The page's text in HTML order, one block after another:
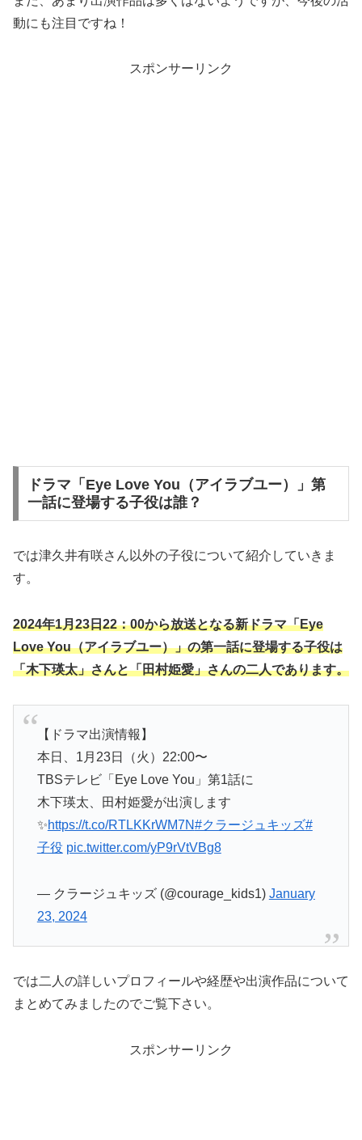
動にも注目ですね！
スポンサーリンク
ドラマ「Eye Love You（アイラブユー）」第
一話に登場する子役は誰？
では津久井有咲さん以外の子役について紹介していきま
す。
2024年1月23日22：00から放送となる新ドラマ「Eye
Love You（アイラブユー）」の第一話に登場する子役は
「木下瑛太」さんと「田村姫愛」さんの二人であります。
【ドラマ出演情報】
本日、1月23日（火）22:00〜
TBSテレビ「Eye Love You」第1話に
木下瑛太、田村姫愛が出演します
✨https://t.co/RTLKKrWM7N#クラージュキッズ#
子役 pic.twitter.com/yP9rVtVBg8
— クラージュキッズ (@courage_kids1) January
23, 2024
では二人の詳しいプロフィールや経歴や出演作品について
まとめてみましたのでご覧下さい。
スポンサーリンク